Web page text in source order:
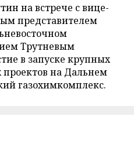
на встрече с вице-
представителем
Трутневым
в запуске крупных
на Дальнем
газохимкомплекс.